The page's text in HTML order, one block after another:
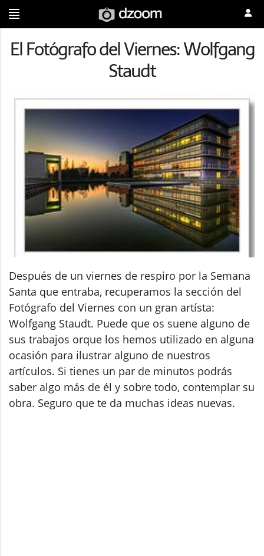
El Fotógrafo del Viernes: Wolfgang
Staudt
Después de un viernes de respiro por la Semana
Santa que entraba, recuperamos la sección del
Fotógrafo del Viernes con un gran artísta:
Wolfgang Staudt. Puede que os suene alguno de
sus trabajos orque los hemos utilizado en alguna
ocasión para ilustrar alguno de nuestros
artículos. Si tienes un par de minutos podrás
saber algo más de él y sobre todo, contemplar su
obra. Seguro que te da muchas ideas nuevas.